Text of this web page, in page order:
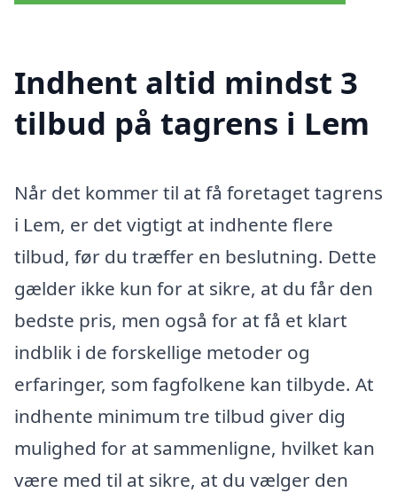
Indhent altid mindst 3
tilbud på tagrens i Lem
Når det kommer til at få foretaget tagrens
i Lem, er det vigtigt at indhente flere
tilbud, før du træffer en beslutning. Dette
gælder ikke kun for at sikre, at du får den
bedste pris, men også for at få et klart
indblik i de forskellige metoder og
erfaringer, som fagfolkene kan tilbyde. At
indhente minimum tre tilbud giver dig
mulighed for at sammenligne, hvilket kan
være med til at sikre, at du vælger den